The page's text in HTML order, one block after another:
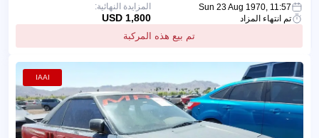
Sun 23 Aug 1970, 11:57
تم انتهاء المزاد
تم بيع هذه المركبة
المزايدة النهائية:
1,800 USD
IAAI